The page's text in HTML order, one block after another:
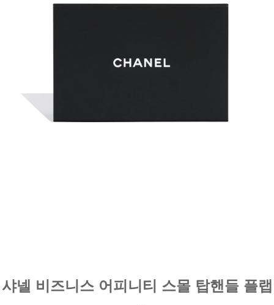
샤넬 비즈니스 어피니티 스몰 탑핸들 플랩